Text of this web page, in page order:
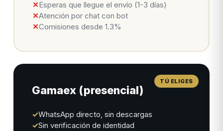
✕ Esperas que llegue el envío (1-3 días)
✕Atención por chat con bot
✕Comisiones desde 1.3%
Gamaex (presencial)
✓WhatsApp directo, sin descargas
✓Sin verificación de identidad